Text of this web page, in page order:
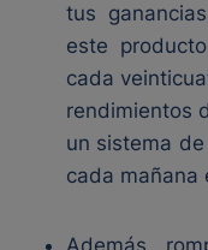
tus
este
cada
rendimientos
un sistema
cada mañana
Además,